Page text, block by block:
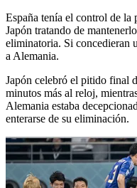
España tenía el control de la
Japón tratando de
eliminatoria. Si concedieran
a Alemania.
Japón celebró el pitido final
minutos más al reloj,
Alemania estaba
enterarse de su eliminación.